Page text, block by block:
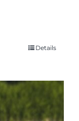
Details